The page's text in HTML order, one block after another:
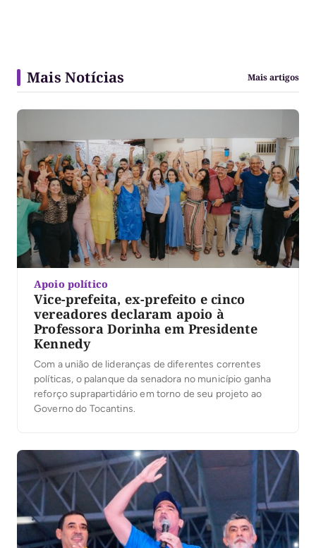
Mais Notícias Mais artigos
Apoio político
Vice-prefeita, ex-prefeito e cinco
vereadores declaram apoio à
Professora Dorinha em Presidente
Kennedy
Com a união de lideranças de diferentes correntes
políticas, o palanque da senadora no município ganha
reforço suprapartidário em torno de seu projeto ao
Governo do Tocantins.